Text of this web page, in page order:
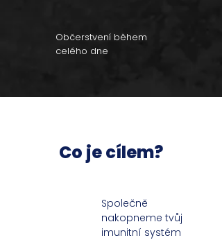
Občerstvení během
celého dne
Společně
nakopneme tvůj
imunitní systém
Co je cílem?